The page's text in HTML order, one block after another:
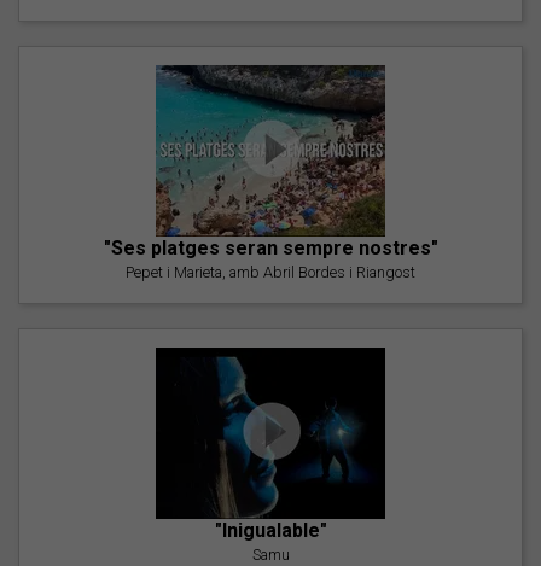
"Ses platges seran sempre nostres"
Pepet i Marieta, amb Abril Bordes i Riangost
"Inigualable"
Samu